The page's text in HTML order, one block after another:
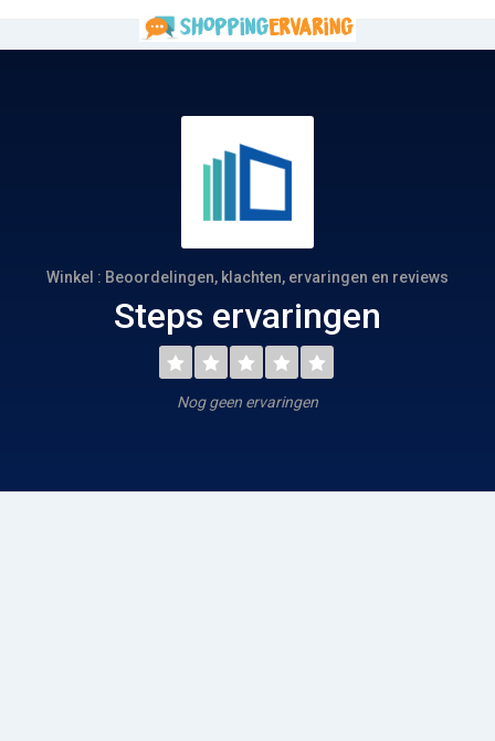
Winkel : Beoordelingen, klachten, ervaringen en reviews
Steps ervaringen
Nog geen ervaringen